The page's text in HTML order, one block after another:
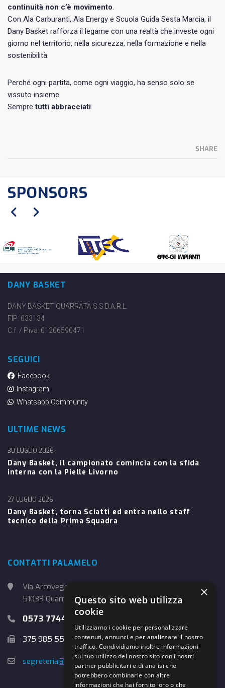
continuità non c’è movimento
Con Ala Carburanti, Ala Energy e Scuola Guida Sesta Marcia, il
Dany Basket rafforza il legame con una realtà che investe ogni
giorno nel territorio, nella sicurezza, nella formazione e nella
sostenibilità.
Perché ogni partita, come ogni viaggio, ha senso solo se
vissuto insieme.
Sempretutti abbracciati
SHARE
SPONSORS
DANY BASKET
DANY BASKET QUARRATA S.S.D.A.R.L.
FIP: 033134
C.f. / P.iva: 01206590471
SEGUICI
Facebook
Instagram
Whatsapp Community
ULTIME NEWS
Dany Basket, il campionato comincia con la sfida
interna con la Pielle Livorno
30 LUGLIO 2026
Dany Basket, torna Sciatti ed entra nello staff
tecnico della Prima Squadra
27 LUGLIO 2026
CONTATTI PALAMELO
Via Arcoveggio, 4
51039 Quarrata (PT)
0573 774457
375 985 5526
segreteria@danybasket.it
×
Questo sito web utilizza
cookie
Utilizziamo i cookie per personalizzare
contenuti, annunci e per analizzare il nostro
traffico. Condividiamo inoltre informazioni
sul tuo utilizzo del nostro sito con i nostri
partner pubblicitari e di analisi che
potrebbero combinarle con altre
informazioni che hai fornito loro o che